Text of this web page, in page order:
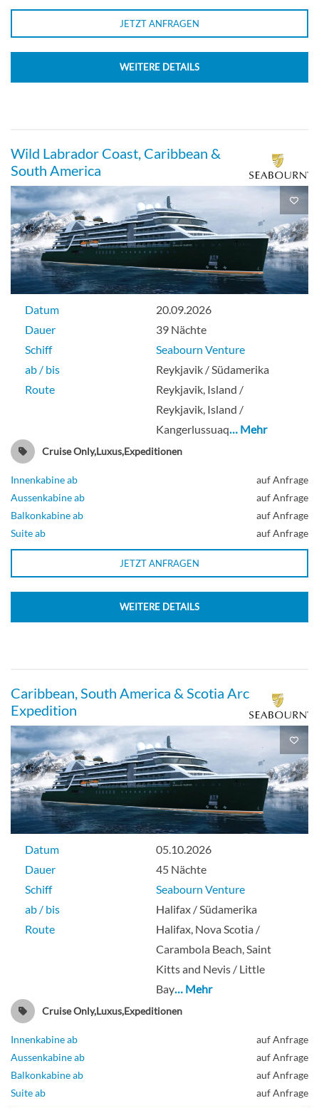
JETZT ANFRAGEN
WEITERE DETAILS
Wild Labrador Coast, Caribbean &
South America
Datum
20.09.2026
Dauer
39 Nächte
Schiff
Seabourn Venture
ab / bis
Reykjavik / Südamerika
Route
Reykjavik, Island /
Reykjavik, Island /
Kangerlussuaq… Mehr
Cruise Only,Luxus,Expeditionen
Innenkabine ab
auf Anfrage
Aussenkabine ab
auf Anfrage
Balkonkabine ab
auf Anfrage
Suite ab
auf Anfrage
JETZT ANFRAGEN
WEITERE DETAILS
Caribbean, South America & Scotia Arc
Expedition
Datum
05.10.2026
Dauer
45 Nächte
Schiff
Seabourn Venture
ab / bis
Halifax / Südamerika
Route
Halifax, Nova Scotia /
Carambola Beach, Saint
Kitts and Nevis / Little
Bay… Mehr
Cruise Only,Luxus,Expeditionen
Innenkabine ab
auf Anfrage
Aussenkabine ab
auf Anfrage
Balkonkabine ab
auf Anfrage
Suite ab
auf Anfrage